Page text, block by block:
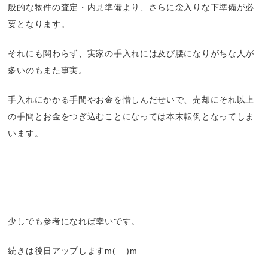
般的な物件の査定・内見準備より、さらに念入りな下準備が必
要となります。
それにも関わらず、実家の手入れには及び腰になりがちな人が
多いのもまた事実。
手入れにかかる手間やお金を惜しんだせいで、売却にそれ以上
の手間とお金をつぎ込むことになっては本末転倒となってしま
います。
少しでも参考になれば幸いです。
続きは後日アップしますm(__)m